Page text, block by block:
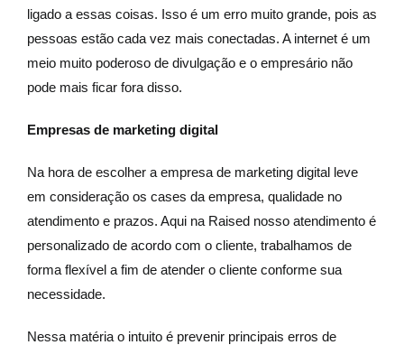
ligado a essas coisas. Isso é um erro muito grande, pois as
pessoas estão cada vez mais conectadas. A internet é um
meio muito poderoso de divulgação e o empresário não
pode mais ficar fora disso.
Empresas de marketing digital
Na hora de escolher a empresa de marketing digital leve
em consideração os cases da empresa, qualidade no
atendimento e prazos. Aqui na Raised nosso atendimento é
personalizado de acordo com o cliente, trabalhamos de
forma flexível a fim de atender o cliente conforme sua
necessidade.
Nessa matéria o intuito é prevenir principais erros de